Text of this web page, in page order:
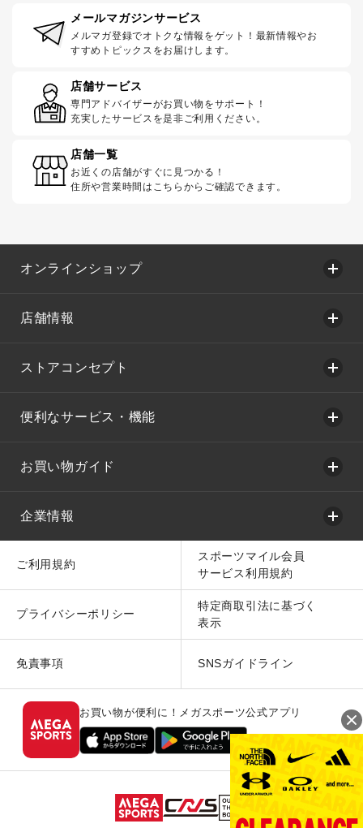
メールマガジンサービス
メルマガ登録でオトクな情報をゲット！最新情報やお
すすめトピックスをお届けします。
店舗サービス
専門アドバイザーがお買い物をサポート！
充実したサービスを是非ご利用ください。
店舗一覧
お近くの店舗がすぐに見つかる！
住所や営業時間はこちらからご確認できます。
オンラインショップ
店舗情報
ストアコンセプト
便利なサービス・機能
お買い物ガイド
企業情報
ご利用規約
スポーツマイル会員
サービス利用規約
プライバシーポリシー
特定商取引法に基づく
表示
免責事項 SNSガイドライン
お買い物が便利に！メガスポーツ公式アプリ